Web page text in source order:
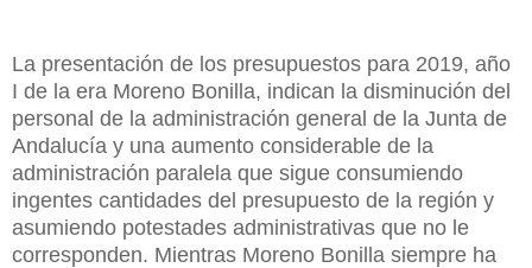
La presentación de los presupuestos para 2019, año
I de la era Moreno Bonilla, indican la disminución del
personal de la administración general de la Junta de
Andalucía y una aumento considerable de la
administración paralela que sigue consumiendo
ingentes cantidades del presupuesto de la región y
asumiendo potestades administrativas que no le
corresponden. Mientras Moreno Bonilla siempre ha